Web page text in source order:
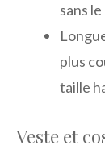
sans
plus
taille
Veste et